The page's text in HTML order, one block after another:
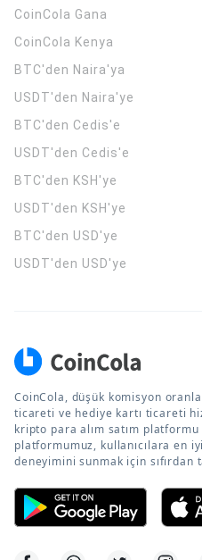
CoinCola Gana
CoinCola Kenya
BTC'den Naira'ya
USDT'den Naira'ye
BTC'den Cedis'e
USDT'den Cedis'e
BTC'den KSH'ye
USDT'den KSH'ye
BTC'den USD'ye
USDT'den USD'ye
CoinCola, düşük komisyon
ticareti ve hediye kartı ticareti
kripto para alım satım platformu
platformumuz, kullanıcılara en
deneyimini sunmak için sıfırdan